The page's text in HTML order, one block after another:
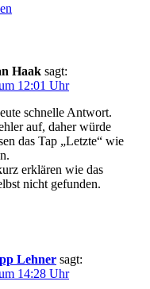
Haak sagt:
12:01 Uhr
schnelle Antwort.
auf, daher würde
das Tap „Letzte“ wie
erklären wie das
nicht gefunden.
Lehner sagt:
14:28 Uhr